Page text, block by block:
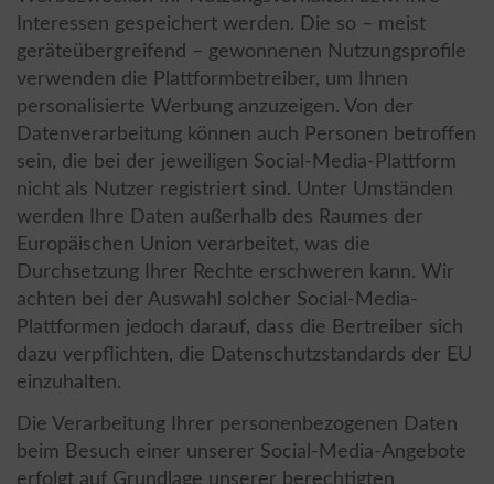
Interessen gespeichert werden. Die so – meist
geräteübergreifend – gewonnenen Nutzungsprofile
verwenden die Plattformbetreiber, um Ihnen
personalisierte Werbung anzuzeigen. Von der
Datenverarbeitung können auch Personen betroffen
sein, die bei der jeweiligen Social-Media-Plattform
nicht als Nutzer registriert sind. Unter Umständen
werden Ihre Daten außerhalb des Raumes der
Europäischen Union verarbeitet, was die
Durchsetzung Ihrer Rechte erschweren kann. Wir
achten bei der Auswahl solcher Social-Media-
Plattformen jedoch darauf, dass die Bertreiber sich
dazu verpflichten, die Datenschutzstandards der EU
einzuhalten.
Die Verarbeitung Ihrer personenbezogenen Daten
beim Besuch einer unserer Social-Media-Angebote
erfolgt auf Grundlage unserer berechtigten